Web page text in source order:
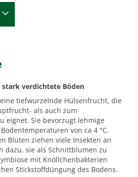
verdichtete Böden
tiefwurzelnde Hülsenfrucht, die
als auch zum
eignet. Sie bevorzugt lehmige
von ca 4 °C.
Blüten ziehen viele Insekten an
dazu, sie als Schnittblumen zu
mit Knöllchenbakterien
Stickstoffdüngung des Bodens.